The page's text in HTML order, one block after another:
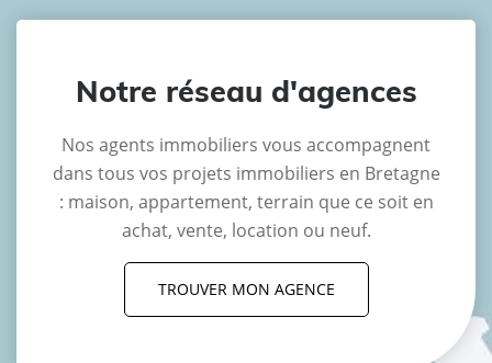
Notre réseau d'agences
Nos agents immobiliers vous accompagnent
dans tous vos projets immobiliers en Bretagne
: maison, appartement, terrain que ce soit en
achat, vente, location ou neuf.
TROUVER MON AGENCE